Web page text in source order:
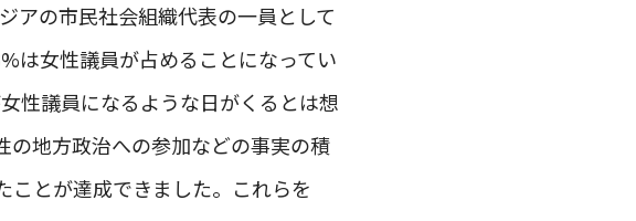
アの市民社会組織代表の一員として
は女性議員が占めることになってい
性議員になるような日がくるとは想
の地方政治への参加などの事実の積
ことが達成できました。これらを